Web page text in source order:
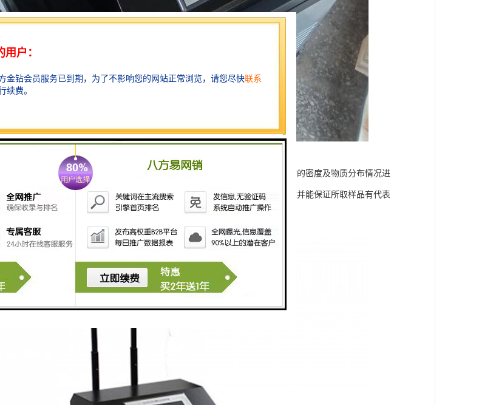
合理选择布局监测取样点，细致侦查水源地，并对水源地所在位置、不同物质的密度及物质分布情况进
择的取样位置，水质监测取样点的设置需考虑多方面因素，且需符合技术要求并能保证所取样品有代表